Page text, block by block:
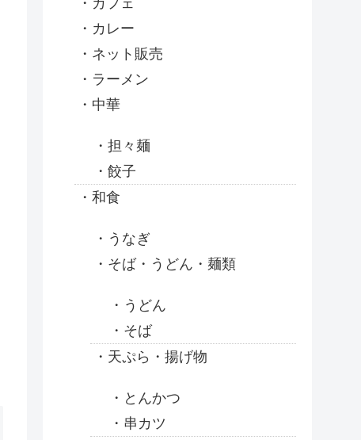
カレー
ネット販売
ラーメン
中華
担々麺
餃子
和食
うなぎ
そば・うどん・麺類
うどん
そば
天ぷら・揚げ物
とんかつ
串カツ